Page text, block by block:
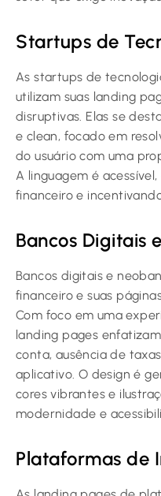
Startups de
As startups de
utilizam suas landing
disruptivas. Elas se
e clean, focado em
do usuário com uma
A linguagem é
financeiro e
Bancos Digitais
Bancos digitais e
financeiro e suas
Com foco em uma
landing pages
conta, ausência de
aplicativo. O design é
cores vibrantes e
modernidade e
Plataformas de